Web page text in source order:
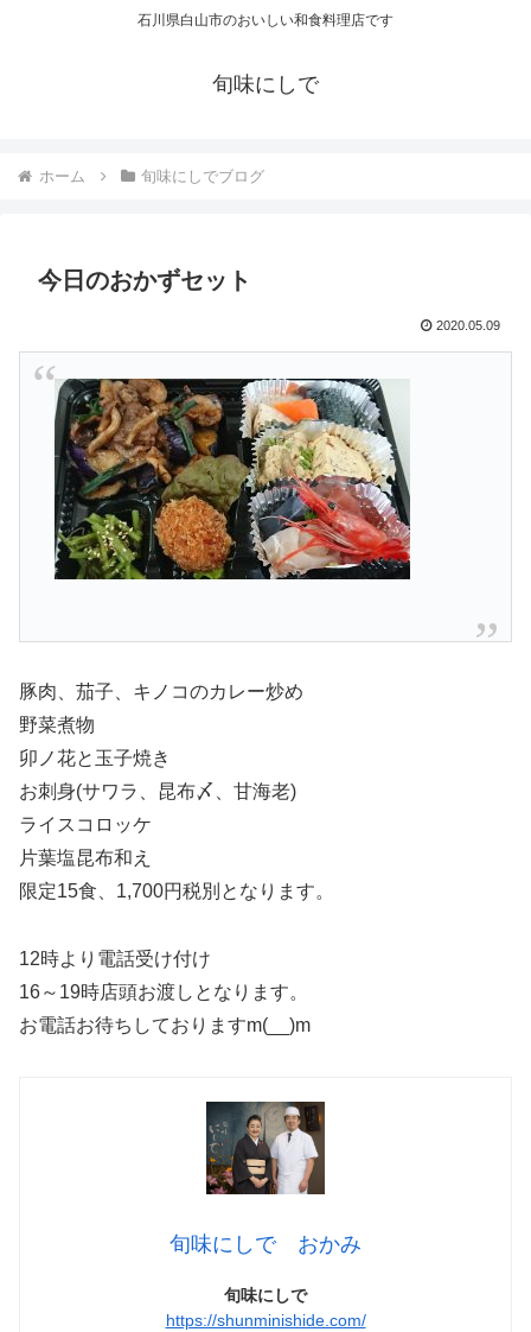
石川県白山市のおいしい和食料理店です
旬味にしで
ホーム 旬味にしでブログ
今日のおかずセット
2020.05.09
豚肉、茄子、キノコのカレー炒め
野菜煮物
卯ノ花と玉子焼き
お刺身(サワラ、昆布〆、甘海老)
ライスコロッケ
片葉塩昆布和え
限定15食、1,700円税別となります。
12時より電話受け付け
16～19時店頭お渡しとなります。
お電話お待ちしておりますm(__)m
旬味にしで おかみ
旬味にしで
https://shunminishide.com/